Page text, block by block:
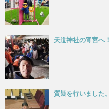
天道神社の宵宮へ！
質疑を行いました。